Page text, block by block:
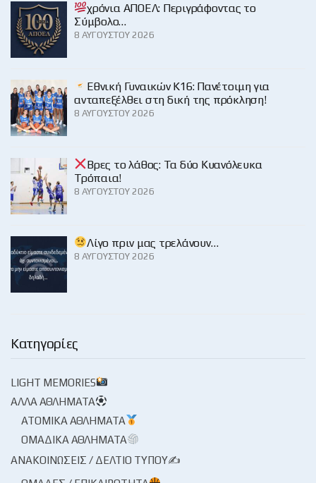
χρόνια ΑΠΟΕΛ: Περιγράφοντας το
Σύμβολο…
8 ΑΥΓΟΎΣΤΟΥ 2026
Εθνική Γυναικών Κ16: Πανέτοιμη για
ανταπεξέλθει στη δική της πρόκληση!
8 ΑΥΓΟΎΣΤΟΥ 2026
Βρες το λάθος: Τα δύο Κυανόλευκα
Τρόπαια!
8 ΑΥΓΟΎΣΤΟΥ 2026
Λίγο πριν μας τρελάνουν…
8 ΑΥΓΟΎΣΤΟΥ 2026
Κατηγορίες
LIGHT MEMORIES
ΆΛΛΑ ΑΘΛΉΜΑΤΑ
ΑΤΟΜΙΚΆ ΑΘΛΉΜΑΤΑ
ΟΜΑΔΙΚΆ ΑΘΛΉΜΑΤΑ
ΑΝΑΚΟΙΝΏΣΕΙΣ / ΔΕΛΤΊΟ ΤΎΠΟΥ✍